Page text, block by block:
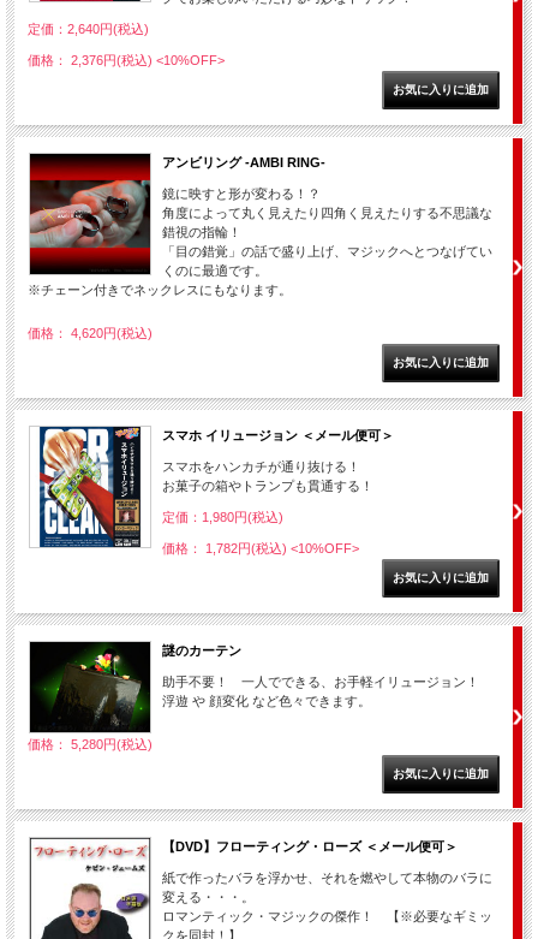
定価：2,640円(税込)
価格： 2,376円(税込) <10%OFF>
アンビリング -AMBI RING-
鏡に映すと形が変わる！？
角度によって丸く見えたり四角く見えたりする不思議な
錯視の指輪！
「目の錯覚」の話で盛り上げ、マジックへとつなげてい
くのに最適です。
※チェーン付きでネックレスにもなります。
価格： 4,620円(税込)
スマホ イリュージョン ＜メール便可＞
スマホをハンカチが通り抜ける！
お菓子の箱やトランプも貫通する！
定価：1,980円(税込)
価格： 1,782円(税込) <10%OFF>
謎のカーテン
助手不要！ 一人でできる、お手軽イリュージョン！
浮遊 や 顔変化 など色々できます。
価格： 5,280円(税込)
【DVD】フローティング・ローズ ＜メール便可＞
紙で作ったバラを浮かせ、それを燃やして本物のバラに
変える・・・。
ロマンティック・マジックの傑作！ 【※必要なギミッ
クを同封！】